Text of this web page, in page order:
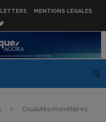
MENTIONS LÉGALES
Cruautés monétaires